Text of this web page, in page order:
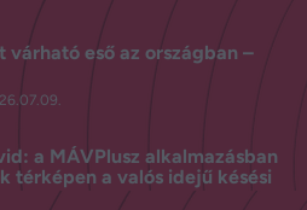
várható eső az országban –
a MÁVPlusz alkalmazásban
térképen a valós idejű késési